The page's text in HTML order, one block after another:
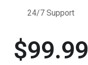
24/7 Support
$99.99